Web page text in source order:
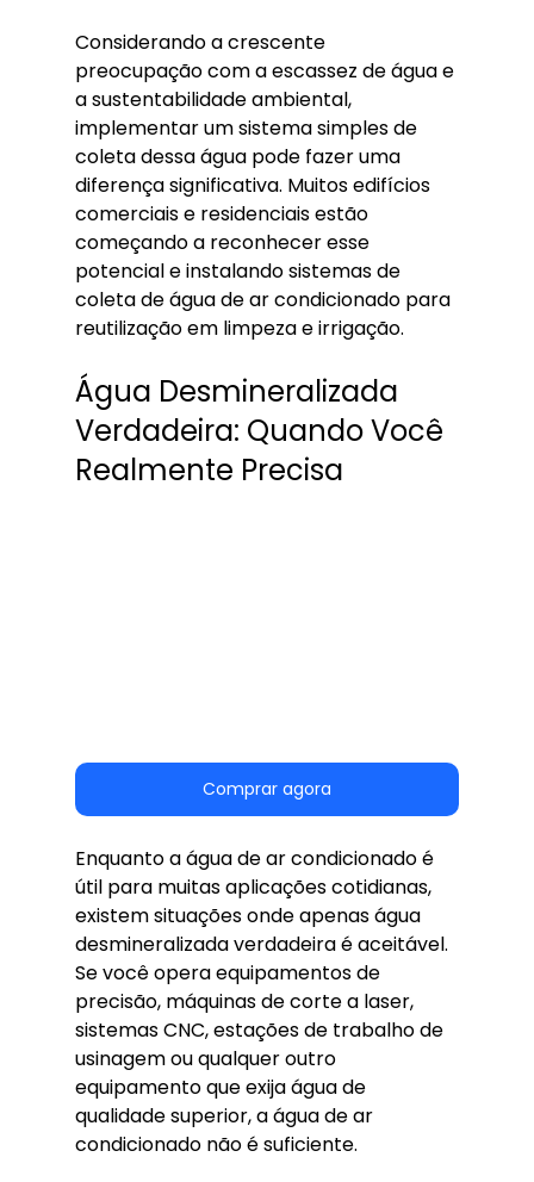
Considerando a crescente
preocupação com a escassez de água e
a sustentabilidade ambiental,
implementar um sistema simples de
coleta dessa água pode fazer uma
diferença significativa. Muitos edifícios
comerciais e residenciais estão
começando a reconhecer esse
potencial e instalando sistemas de
coleta de água de ar condicionado para
reutilização em limpeza e irrigação.
Água Desmineralizada
Verdadeira: Quando Você
Realmente Precisa
Comprar agora
Enquanto a água de ar condicionado é
útil para muitas aplicações cotidianas,
existem situações onde apenas água
desmineralizada verdadeira é aceitável.
Se você opera equipamentos de
precisão, máquinas de corte a laser,
sistemas CNC, estações de trabalho de
usinagem ou qualquer outro
equipamento que exija água de
qualidade superior, a água de ar
condicionado não é suficiente.